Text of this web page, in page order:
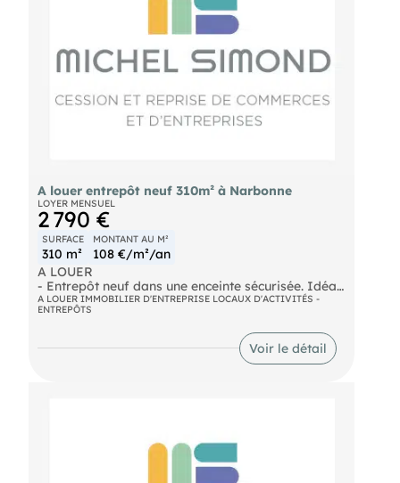
A louer entrepôt neuf 310m² à Narbonne
LOYER MENSUEL
2 790 €
SURFACE
310 m²
MONTANT AU M²
108 €/m²/an
A LOUER
- Entrepôt neuf dans une enceinte sécurisée. Idéal
pour activité de stockage. Accès poids lourds avec
aire de retournement. Porte 3X3 plus accès
piétons. Cinq places de parking attenantes.
Dossier sur demande, nous consulter. Loyer
A LOUER IMMOBILIER D'ENTREPRISE LOCAUX D'ACTIVITÉS -
ENTREPÔTS
Voir le détail